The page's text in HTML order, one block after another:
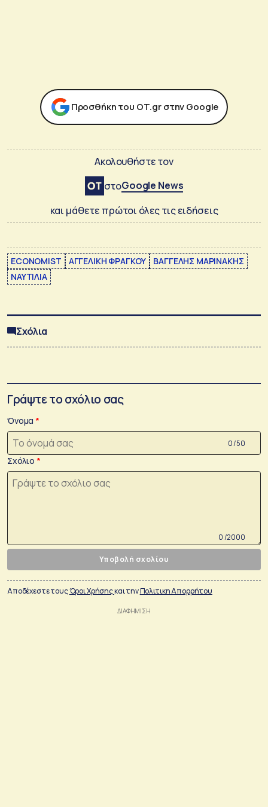
Προσθήκη του ΟΤ.gr στην Google
Ακολουθήστε τον
στοGoogle News
και μάθετε πρώτοι όλες τις ειδήσεις
ECONOMIST ΑΓΓΕΛΙΚΗ ΦΡΑΓΚΟΥ
ΒΑΓΓΕΛΗΣ ΜΑΡΙΝΑΚΗΣ
ΝΑΥΤΙΛΙΑ
Σχόλια
Γράψτε το σχόλιο σας
Όνομα
0 /50
Σχόλιο
0 /2000
Υποβολή σχολίου
Αποδέχεστε τουςΌροι Χρήσηςκαι τηνΠολιτικη Απορρήτου